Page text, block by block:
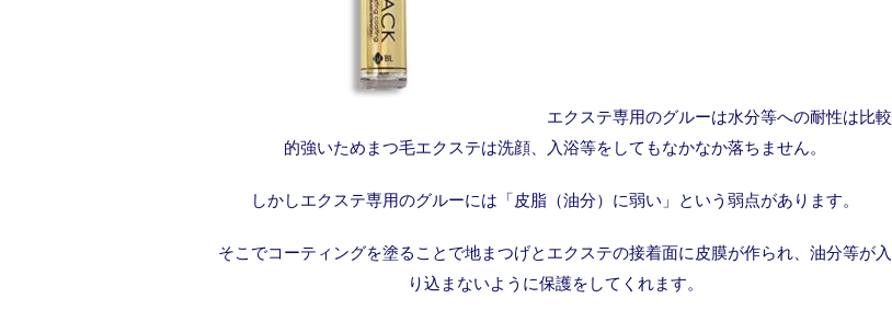
エクステ専用のグルーは水分等への耐性は比較
的強いためまつ毛エクステは洗顔、入浴等をしてもなかなか落ちません。
しかしエクステ専用のグルーには「皮脂（油分）に弱い」という弱点があります。
そこでコーティングを塗ることで地まつげとエクステの接着面に皮膜が作られ、油分等が入
り込まないように保護をしてくれます。